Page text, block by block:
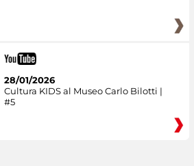
28/01/2026
Cultura KIDS al Museo Carlo Bilotti |
#5